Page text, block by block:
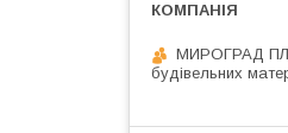
МИРОГРАД
будівельних